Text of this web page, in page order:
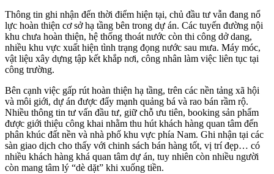
Thông tin ghi nhận đến thời điểm hiện tại, chủ đầu tư vẫn đang nổ
lực hoàn thiện cơ sở hạ tầng bên trong dự án. Các tuyến đường nội
khu chưa hoàn thiện, hệ thống thoát nước còn thi công dở dang,
nhiều khu vực xuất hiện tình trạng đọng nước sau mưa. Máy móc,
vật liệu xây dựng tập kết khắp nơi, công nhân làm việc liên tục tại
công trường.
Bên cạnh việc gấp rút hoàn thiện hạ tầng, trên các nền tảng xã hội
và môi giới, dự án được đẩy mạnh quảng bá và rao bán rầm rộ.
Nhiều thông tin tư vấn đầu tư, giữ chỗ ưu tiên, booking sản phẩm
được giới thiệu công khai nhằm thu hút khách hàng quan tâm đến
phân khúc đất nền và nhà phố khu vực phía Nam. Ghi nhận tại các
sàn giao dịch cho thấy với chinh sách bán hàng tốt, vị trí đẹp… có
nhiều khách hàng khá quan tâm dự án, tuy nhiên còn nhiều người
còn mang tâm lý “dè dặt” khi xuống tiền.